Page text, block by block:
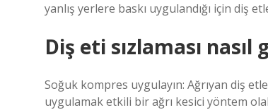
yanlış yerlere baskı uygulandığı için diş
Diş eti sızlaması nasıl
Soğuk kompres uygulayın: Ağrıyan diş
uygulamak etkili bir ağrı kesici yöntem